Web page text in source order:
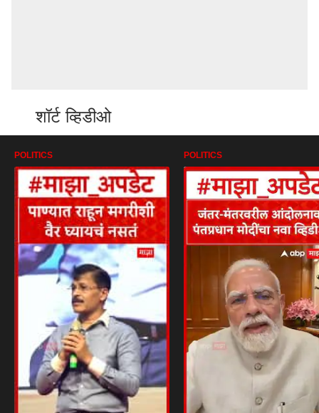
शॉर्ट व्हिडीओ
POLITICS POLITICS